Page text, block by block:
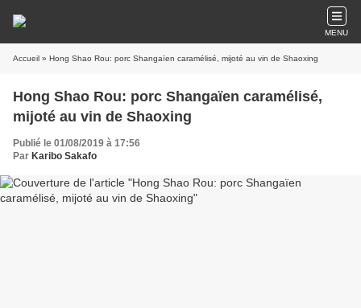
MENU
Accueil » Hong Shao Rou: porc Shangaïen caramélisé, mijoté au vin de Shaoxing
Hong Shao Rou: porc Shangaïen caramélisé,
mijoté au vin de Shaoxing
Publié le 01/08/2019 à 17:56
Par Karibo Sakafo